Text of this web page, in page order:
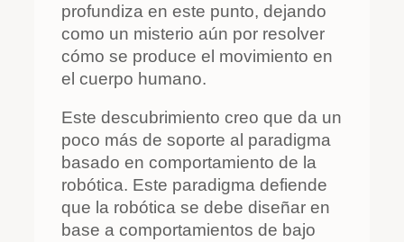
profundiza en este punto, dejando
como un misterio aún por resolver
cómo se produce el movimiento en
el cuerpo humano.
Este descubrimiento creo que da un
poco más de soporte al paradigma
basado en comportamiento de la
robótica. Este paradigma defiende
que la robótica se debe diseñar en
base a comportamientos de bajo